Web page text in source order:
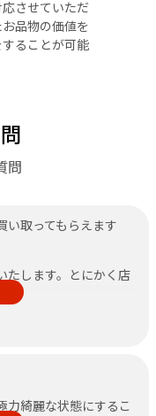
させていただ
品物の価値を
ることが可能
問
い取ってもらえます
たします。とにかく店
何なりと店頭にお申し
力綺麗な状態にするこ